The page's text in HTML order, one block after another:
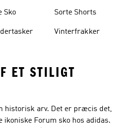
Sko Sorte Shorts
Vinterfrakker
ET STILIGT
historisk arv. Det er præcis det,
ikoniske Forum sko hos adidas.